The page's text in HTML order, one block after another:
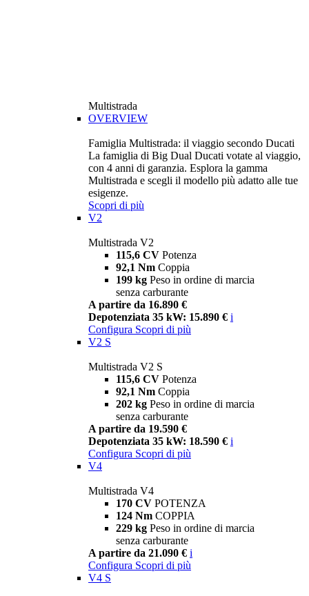
Multistrada
OVERVIEW
Famiglia Multistrada: il viaggio secondo Ducati
La famiglia di Big Dual Ducati votate al viaggio,
con 4 anni di garanzia. Esplora la gamma
Multistrada e scegli il modello più adatto alle tue
esigenze.
Scopri di più
V2
Multistrada V2
115,6 CV Potenza
92,1 Nm Coppia
199 kg Peso in ordine di marcia
senza carburante
A partire da 16.890 €
Depotenziata 35 kW: 15.890 € i
Configura Scopri di più
V2 S
Multistrada V2 S
115,6 CV Potenza
92,1 Nm Coppia
202 kg Peso in ordine di marcia
senza carburante
A partire da 19.590 €
Depotenziata 35 kW: 18.590 € i
Configura Scopri di più
V4
Multistrada V4
170 CV POTENZA
124 Nm COPPIA
229 kg Peso in ordine di marcia
senza carburante
A partire da 21.090 € i
Configura Scopri di più
V4 S